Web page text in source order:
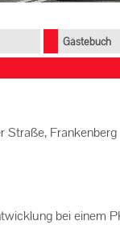
Gästebuch
Straße, Frankenberg
bei einem